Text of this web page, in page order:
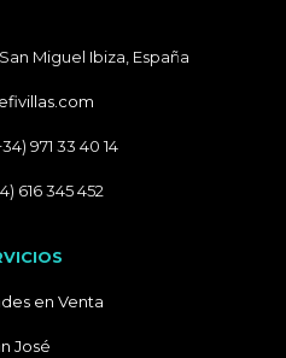
Miguel Ibiza, España
971 33 40 14
616 345 452
en Venta
José